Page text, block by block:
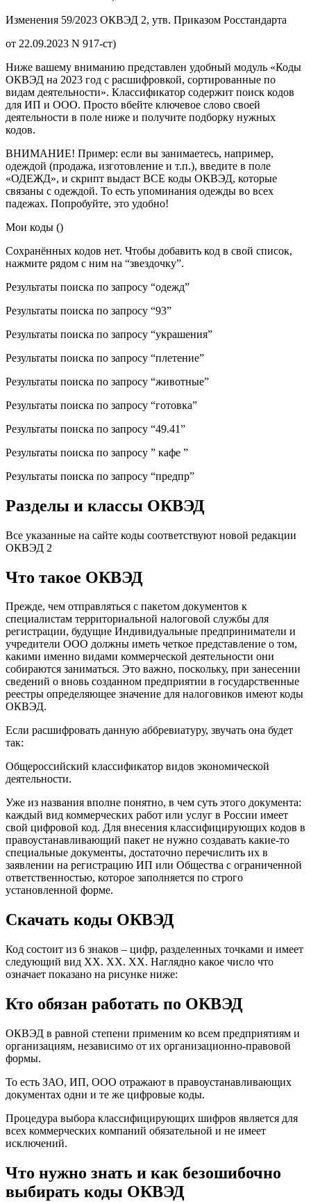
Изменения 59/2023 ОКВЭД 2, утв. Приказом Росстандарта
от 22.09.2023 N 917-ст)
Ниже вашему вниманию представлен удобный модуль «Коды
ОКВЭД на 2023 год с расшифровкой, сортированные по
видам деятельности». Классификатор содержит поиск кодов
для ИП и ООО. Просто вбейте ключевое слово своей
деятельности в поле ниже и получите подборку нужных
кодов.
ВНИМАНИЕ! Пример: если вы занимаетесь, например,
одеждой (продажа, изготовление и т.п.), введите в поле
«ОДЕЖД», и скрипт выдаст ВСЕ коды ОКВЭД, которые
связаны с одеждой. То есть упоминания одежды во всех
падежах. Попробуйте, это удобно!
Мои коды ()
Сохранённых кодов нет. Чтобы добавить код в свой список,
нажмите рядом с ним на “звездочку”.
Результаты поиска по запросу “одежд”
Результаты поиска по запросу “93”
Результаты поиска по запросу “украшения”
Результаты поиска по запросу “плетение”
Результаты поиска по запросу “животные”
Результаты поиска по запросу “готовка”
Результаты поиска по запросу “49.41”
Результаты поиска по запросу ” кафе ”
Результаты поиска по запросу “предпр”
Разделы и классы ОКВЭД
Все указанные на сайте коды соответствуют новой редакции
ОКВЭД 2
Что такое ОКВЭД
Прежде, чем отправляться с пакетом документов к
специалистам территориальной налоговой службы для
регистрации, будущие Индивидуальные предприниматели и
учредители ООО должны иметь четкое представление о том,
какими именно видами коммерческой деятельности они
собираются заниматься. Это важно, поскольку, при занесении
сведений о вновь созданном предприятии в государственные
реестры определяющее значение для налоговиков имеют коды
ОКВЭД.
Если расшифровать данную аббревиатуру, звучать она будет
так:
Общероссийский классификатор видов экономической
деятельности.
Уже из названия вполне понятно, в чем суть этого документа:
каждый вид коммерческих работ или услуг в России имеет
свой цифровой код. Для внесения классифицирующих кодов в
правоустанавливающий пакет не нужно создавать какие-то
специальные документы, достаточно перечислить их в
заявлении на регистрацию ИП или Общества с ограниченной
ответственностью, которое заполняется по строго
установленной форме.
Скачать коды ОКВЭД
Код состоит из 6 знаков – цифр, разделенных точками и имеет
следующий вид XX. XX. XX. Наглядно какое число что
означает показано на рисунке ниже:
Кто обязан работать по ОКВЭД
ОКВЭД в равной степени применим ко всем предприятиям и
организациям, независимо от их организационно-правовой
формы.
То есть ЗАО, ИП, ООО отражают в правоустанавливающих
документах одни и те же цифровые коды.
Процедура выбора классифицирующих шифров является для
всех коммерческих компаний обязательной и не имеет
исключений.
Что нужно знать и как безошибочно
выбирать коды ОКВЭД